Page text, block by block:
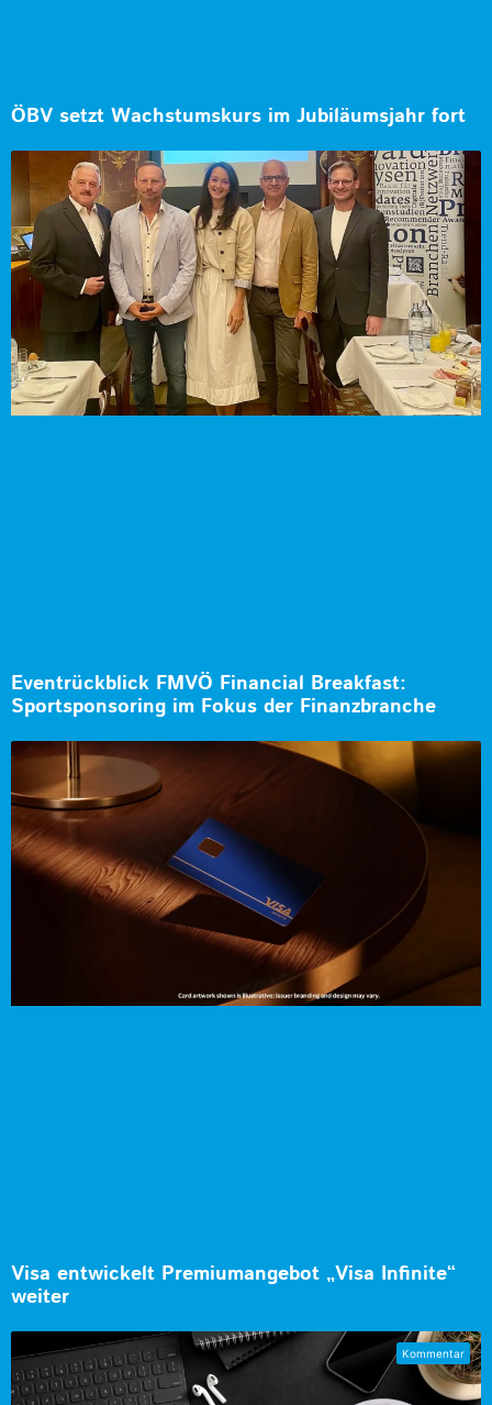
ÖBV setzt Wachstumskurs im Jubiläumsjahr fort
Eventrückblick FMVÖ Financial Breakfast:
Sportsponsoring im Fokus der Finanzbranche
Visa entwickelt Premiumangebot „Visa Infinite“
weiter